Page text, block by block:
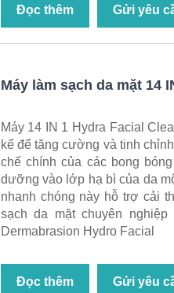
Đọc thêm Gửi yêu
Máy làm sạch da mặt 14
Máy 14 IN 1 Hydra Facial
kế để tăng cường và tinh
chế chính của các bong
dưỡng vào lớp hạ bì của da
nhanh chóng này hỗ trợ cải
sạch da mặt chuyên
Dermabrasion Hydro Facial
Đọc thêm Gửi yêu